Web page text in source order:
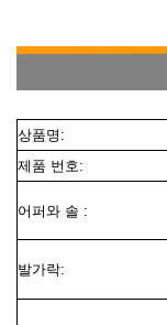
상품명:
제품 번호:
어퍼와 솔 :
발가락: